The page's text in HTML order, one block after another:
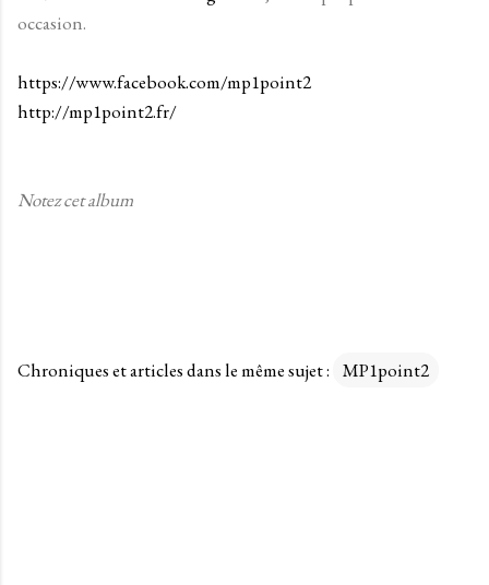
occasion.
https://www.facebook.com/mp1point2
http://mp1point2.fr/
Notez cet album
Chroniques et articles dans le même sujet : MP1point2